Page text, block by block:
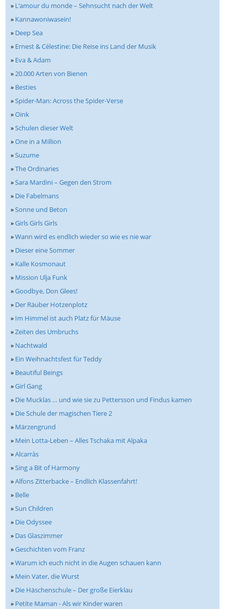
» L‘amour du monde – Sehnsucht nach der Welt
» Kannawoniwasein!
» Deep Sea
» Ernest & Célestine: Die Reise ins Land der Musik
» Eva & Adam
»20.000 Arten von Bienen
» Besties
»Spider-Man: Across the Spider-Verse
»Oink
»Schulen dieser Welt
»One in a Million
»Suzume
»The Ordinaries
»Sara Mardini – Gegen den Strom
» Die Fabelmans
»Sonne und Beton
»Girls Girls Girls
»Wann wird es endlich wieder so wie es nie war
» Dieser eine Sommer
» Kalle Kosmonaut
» Mission Ulja Funk
»Goodbye, Don Glees!
» Der Räuber Hotzenplotz
» Im Himmel ist auch Platz für Mäuse
»Zeiten des Umbruchs
» Nachtwald
» Ein Weihnachtsfest für Teddy
» Beautiful Beings
»Girl Gang
» Die Mucklas … und wie sie zu Pettersson und Findus kamen
» Die Schule der magischen Tiere 2
» Märzengrund
» Mein Lotta-Leben – Alles Tschaka mit Alpaka
»Alcarràs
»Sing a Bit of Harmony
»Alfons Zitterbacke – Endlich Klassenfahrt!
» Belle
»Sun Children
» Die Odyssee
» Das Glaszimmer
»Geschichten vom Franz
»Warum ich euch nicht in die Augen schauen kann
» Mein Vater, die Wurst
» Die Häschenschule – Der große Eierklau
» Petite Maman - Als wir Kinder waren